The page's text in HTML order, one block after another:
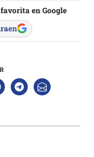
en Google
en